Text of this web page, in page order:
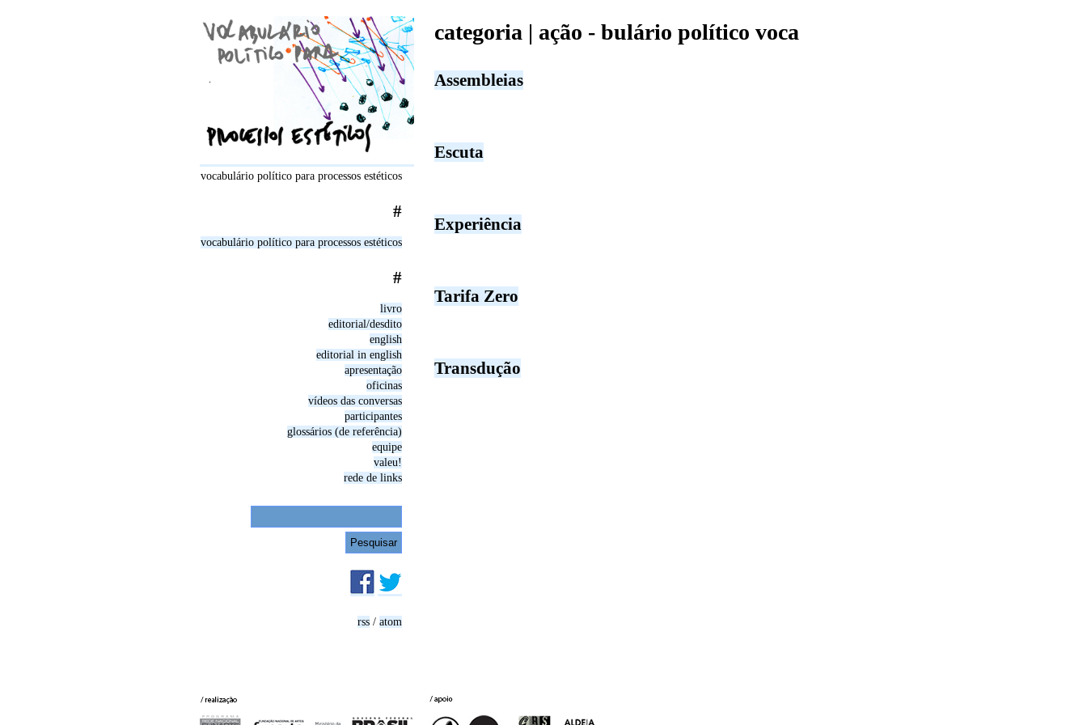
categoria | ação - bulário político voca
Assembleias
Escuta
Experiência
Tarifa Zero
Transdução
vocabulário político para processos estéticos
#
vocabulário político para processos estéticos
#
livro
editorial/desdito
english
editorial in english
apresentação
oficinas
vídeos das conversas
participantes
glossários (de referência)
equipe
valeu!
rede de links
rss / atom